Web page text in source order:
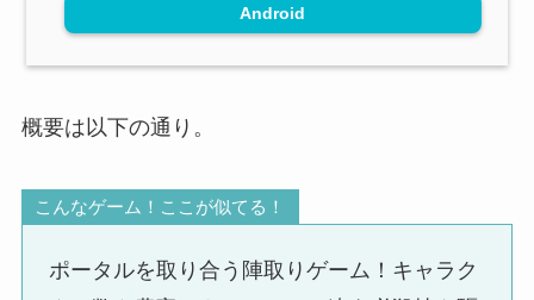
Android
概要は以下の通り。
こんなゲーム！ここが似てる！
ポータルを取り合う陣取りゲーム！キャラク